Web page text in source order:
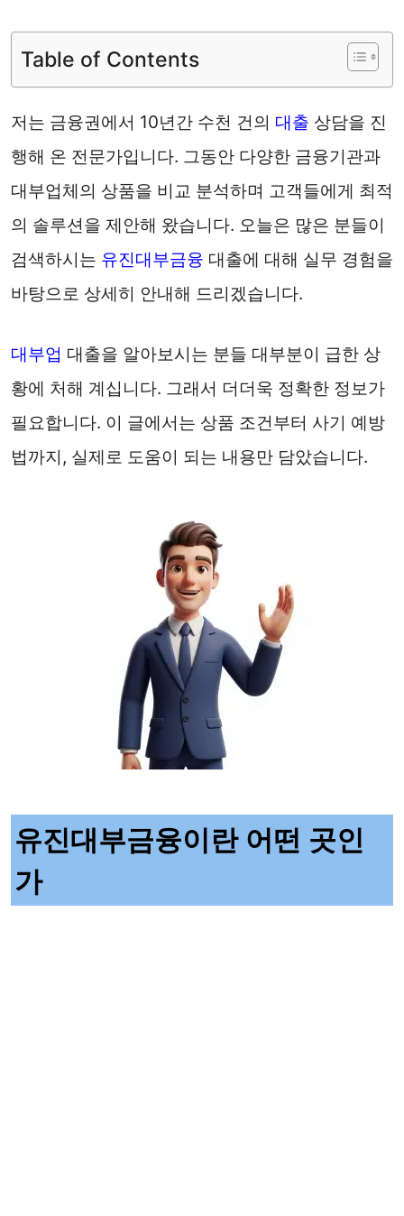
Table of Contents
저는 금융권에서 10년간 수천 건의 대출 상담을 진
행해 온 전문가입니다. 그동안 다양한 금융기관과
대부업체의 상품을 비교 분석하며 고객들에게 최적
의 솔루션을 제안해 왔습니다. 오늘은 많은 분들이
검색하시는 유진대부금융 대출에 대해 실무 경험을
바탕으로 상세히 안내해 드리겠습니다.
대부업 대출을 알아보시는 분들 대부분이 급한 상
황에 처해 계십니다. 그래서 더더욱 정확한 정보가
필요합니다. 이 글에서는 상품 조건부터 사기 예방
법까지, 실제로 도움이 되는 내용만 담았습니다.
유진대부금융이란 어떤 곳인
가